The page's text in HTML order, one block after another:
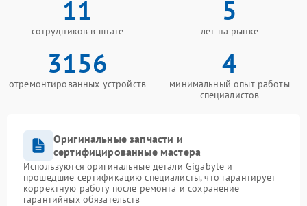
11
сотрудников в штате
5
лет на рынке
3156
отремонтированных устройств
4
минимальный опыт работы
специалистов
Оригинальные запчасти и
сертифицированные мастера
Используются оригинальные детали Gigabyte и
прошедшие сертификацию специалисты, что гарантирует
корректную работу после ремонта и сохранение
гарантийных обязательств